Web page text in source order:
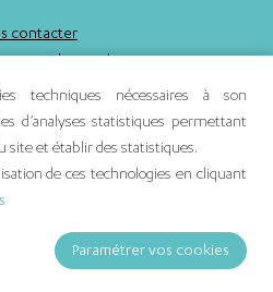
contacter
légales
techniques nécessaires à son
d’analyses statistiques permettant
site et établir des statistiques.
de ces technologies en cliquant
Paramétrer vos cookies